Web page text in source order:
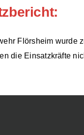
Flörsheim wurde
die Einsatzkräfte